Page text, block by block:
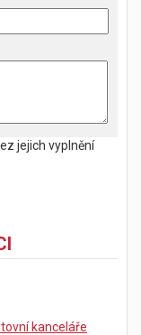
jejich vyplnění
kanceláře